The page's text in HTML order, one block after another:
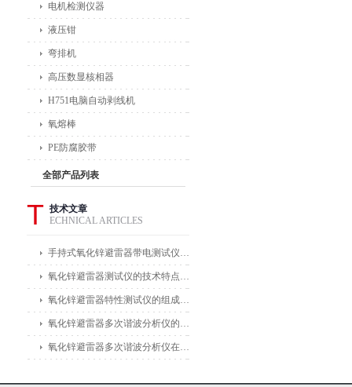
电机检测仪器
液压钳
弯排机
高压数显核相器
H751电脑自动剥线机
氧熔棒
PE防腐胶带
全部产品列表
T 技术文章
ECHNICAL ARTICLES
手持式氧化锌避雷器带电测试仪能在不拆卸避雷器的情况下进行带电测试
氧化锌避雷器测试仪的技术特点体现在哪些方面？
氧化锌避雷器特性测试仪的组成部分及其作用
氧化锌避雷器多次谐波分析仪的主要功能及应用领域
氧化锌避雷器多次谐波分析仪在电力公司和变电站中的应用